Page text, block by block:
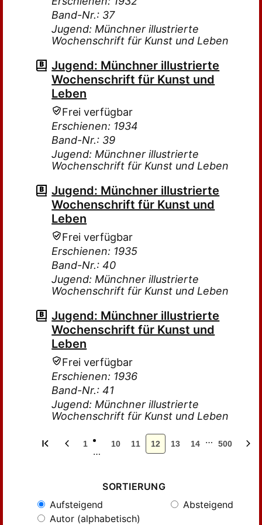
Band-Nr.: 37
Jugend: Münchner illustrierte
Wochenschrift für Kunst und Leben
Jugend: Münchner illustrierte
Wochenschrift für Kunst und
Leben
Frei verfügbar
Erschienen: 1934
Band-Nr.: 39
Jugend: Münchner illustrierte
Wochenschrift für Kunst und Leben
Jugend: Münchner illustrierte
Wochenschrift für Kunst und
Leben
Frei verfügbar
Erschienen: 1935
Band-Nr.: 40
Jugend: Münchner illustrierte
Wochenschrift für Kunst und Leben
Jugend: Münchner illustrierte
Wochenschrift für Kunst und
Leben
Frei verfügbar
Erschienen: 1936
Band-Nr.: 41
Jugend: Münchner illustrierte
Wochenschrift für Kunst und Leben
1
…
10 11 12 13 14 … 500
SORTIERUNG
Aufsteigend
Absteigend
Autor (alphabetisch)